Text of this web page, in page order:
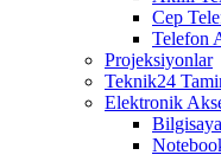
Cep
Telefon
Projeksiyonlar
Teknik24
Elektronik